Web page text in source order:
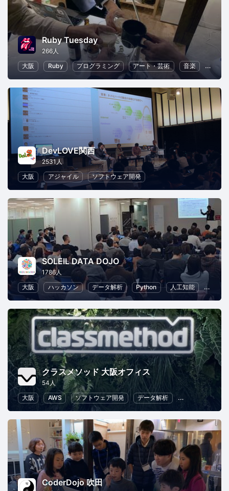
Ruby Tuesday
266人
大阪
Ruby プログラミング アート・芸術 音楽 読書
DevLOVE関西
2531人
大阪
アジャイル ソフトウェア開発
SOLEIL DATA DOJO
1786人
大阪
ハッカソン データ解析 Python 人工知能 機械学
クラスメソッド 大阪オフィス
54人
大阪
AWS ソフトウェア開発 データ解析 クラウド
CoderDojo 吹田